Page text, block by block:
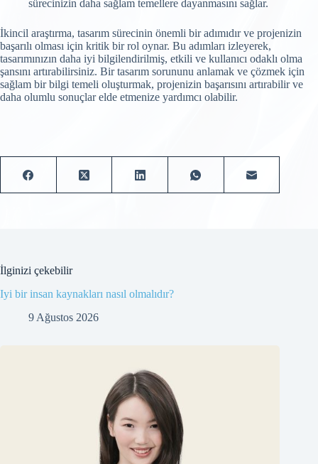
sürecinizin daha sağlam temellere dayanmasını sağlar.
İkincil araştırma, tasarım sürecinin önemli bir adımıdır ve projenizin
başarılı olması için kritik bir rol oynar. Bu adımları izleyerek,
tasarımınızın daha iyi bilgilendirilmiş, etkili ve kullanıcı odaklı olma
şansını artırabilirsiniz. Bir tasarım sorununu anlamak ve çözmek için
sağlam bir bilgi temeli oluşturmak, projenizin başarısını artırabilir ve
daha olumlu sonuçlar elde etmenize yardımcı olabilir.
İlginizi çekebilir
Iyi bir insan kaynakları nasıl olmalıdır?
9 Ağustos 2026